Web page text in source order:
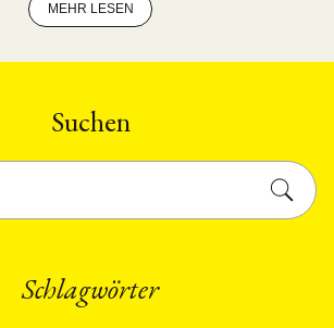
MEHR LESEN
Suchen
Schlagwörter